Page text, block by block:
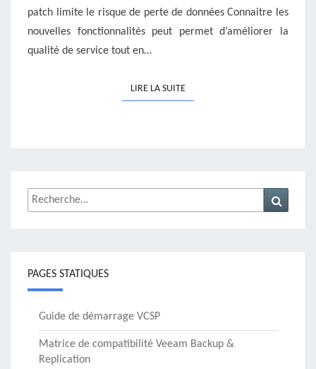
patch limite le risque de perte de données Connaitre les
nouvelles fonctionnalités peut permet d’améliorer la
qualité de service tout en…
LIRE LA SUITELIRE LA SUITE
Rechercher :
PAGES STATIQUES
Guide de démarrage VCSP
Matrice de compatibilité Veeam Backup &
Replication